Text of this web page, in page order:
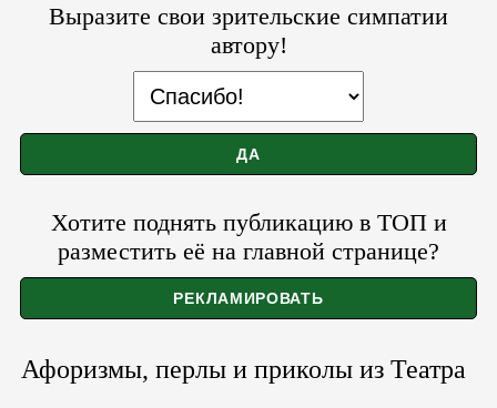
Выразите свои зрительские симпатии
автору!
Хотите поднять публикацию в ТОП и
разместить её на главной странице?
Афоризмы, перлы и приколы из Театра